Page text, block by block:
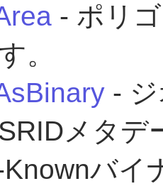
- ポリ
。
-
メタデ
バイ